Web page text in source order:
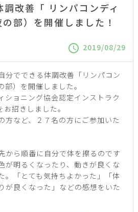
調改善「 リンパコンディ
部）を開催しました！
schedule 2019/08/29
分でできる体調改善「リンパコン
）を開催しました。
ショニング協会認定インストラク
招きしました。
方など、２７名の方にご参加いた
から順番に自分で体を擦るのです
が明るくなったり、動きが良くな
。「とても気持ちよかった」「体
が良くなった」などの感想をいた